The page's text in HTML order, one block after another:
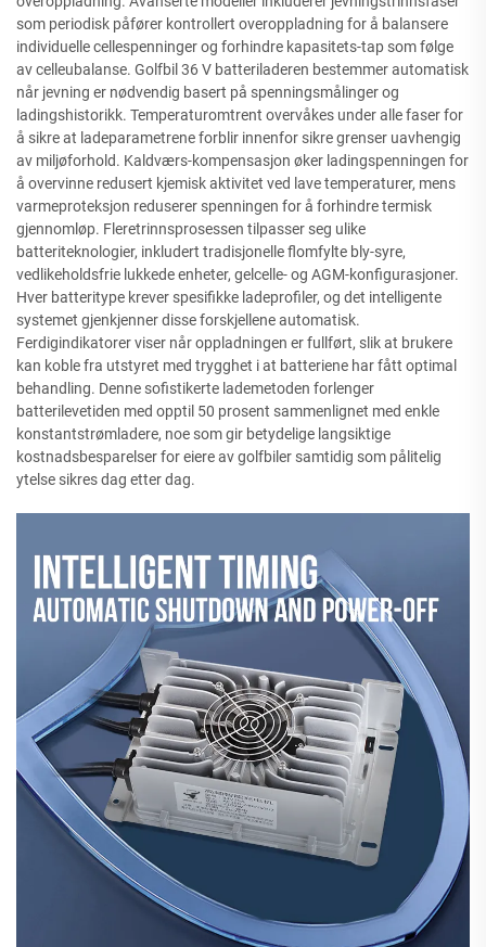
som periodisk påfører kontrollert overoppladning for å balansere
individuelle cellespenninger og forhindre kapasitets-tap som følge
av celleubalanse. Golfbil 36 V batteriladeren bestemmer automatisk
når jevning er nødvendig basert på spenningsmålinger og
ladingshistorikk. Temperaturomtrent overvåkes under alle faser for
å sikre at ladeparametrene forblir innenfor sikre grenser uavhengig
av miljøforhold. Kaldværs-kompensasjon øker ladingspenningen for
å overvinne redusert kjemisk aktivitet ved lave temperaturer, mens
varmeproteksjon reduserer spenningen for å forhindre termisk
gjennomløp. Fleretrinnsprosessen tilpasser seg ulike
batteriteknologier, inkludert tradisjonelle flomfylte bly-syre,
vedlikeholdsfrie lukkede enheter, gelcelle- og AGM-konfigurasjoner.
Hver batteritype krever spesifikke ladeprofiler, og det intelligente
systemet gjenkjenner disse forskjellene automatisk.
Ferdigindikatorer viser når oppladningen er fullført, slik at brukere
kan koble fra utstyret med trygghet i at batteriene har fått optimal
behandling. Denne sofistikerte lademetoden forlenger
batterilevetiden med opptil 50 prosent sammenlignet med enkle
konstantstrømladere, noe som gir betydelige langsiktige
kostnadsbesparelser for eiere av golfbiler samtidig som pålitelig
ytelse sikres dag etter dag.